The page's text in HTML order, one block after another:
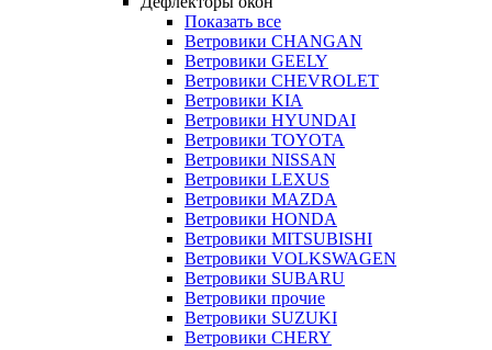
Показать все
Ветровики CHANGAN
Ветровики GEELY
Ветровики CHEVROLET
Ветровики KIA
Ветровики HYUNDAI
Ветровики TOYOTA
Ветровики NISSAN
Ветровики LEXUS
Ветровики MAZDA
Ветровики HONDA
Ветровики MITSUBISHI
Ветровики VOLKSWAGEN
Ветровики SUBARU
Ветровики прочие
Ветровики SUZUKI
Ветровики CHERY